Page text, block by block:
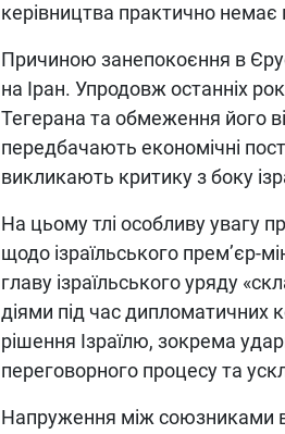
керівництва практично немає
Причиною занепокоєння в
на Іран. Упродовж останніх
Тегерана та обмеження його
передбачають економічні
викликають критику з боку
На цьому тлі особливу увагу
щодо ізраїльського прем’єр-
главу ізраїльського уряду
діями під час дипломатичних
рішення Ізраїлю, зокрема
переговорного процесу та
Напруження між союзниками